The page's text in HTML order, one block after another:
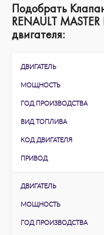
Подобрать
RENAULT
двигателя:
ДВИГАТЕЛЬ
МОЩНОСТЬ
ГОД ПРОИЗВОДСТВА
ВИД ТОПЛИВА
КОД ДВИГАТЕЛЯ
ПРИВОД
ДВИГАТЕЛЬ
МОЩНОСТЬ
ГОД ПРОИЗВОДСТВА